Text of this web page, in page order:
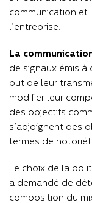
communication et
l’entreprise.
La
de signaux émis
but de leur
modifier leur
des objectifs
s’adjoignent des
termes de
Le choix de la
a demandé de
composition du